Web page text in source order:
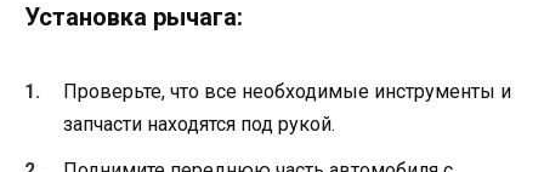
Установка рычага:
Проверьте, что все необходимые инструменты и
запчасти находятся под рукой.